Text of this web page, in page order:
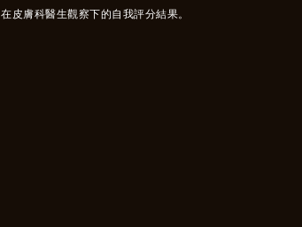
皮膚科醫生觀察下的自我評分結果。